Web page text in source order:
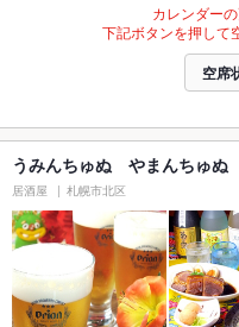
カレンダー
下記ボタンを押して
空席
うみんちゅぬ やまんちゅ
居酒屋 札幌市北区